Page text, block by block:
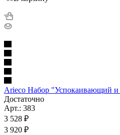
Arieco Набор "Успокаивающий и
Достаточно
Арт.: 383
3 528 ₽
3 920 ₽